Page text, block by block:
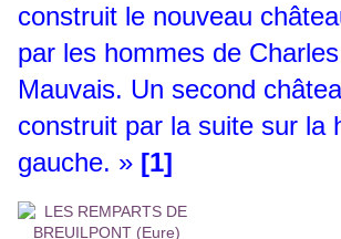
construit le nouveau
par les hommes de
Mauvais. Un second
construit par la suite sur la
gauche. » [1]